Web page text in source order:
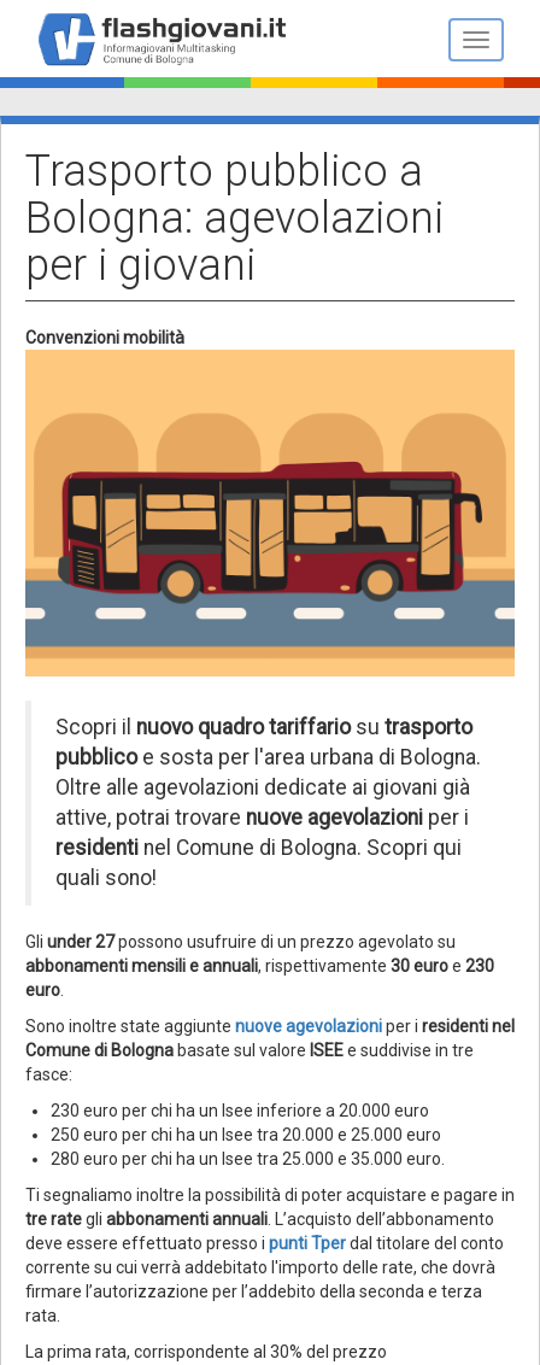
contenuto
principale
Toggle
Trasporto pubblico a
Bologna: agevolazioni
per i giovani
Convenzioni mobilità
Scopri il nuovo quadro tariffariosu trasporto
pubblicoe sosta per l'area urbana di Bologna.
Oltre alle agevolazioni dedicate ai giovani già
attive, potrai trovare nuove agevolazioni per i
residenti nel Comune di Bologna. Scopri qui
quali sono!
Gli under 27possono usufruire di un prezzo agevolato su
abbonamenti mensili e annuali, rispettivamente 30 euroe 230
euro
Sono inoltre state aggiunte nuove agevolazioniper i residenti nel
Comune di Bologna basate sul valore ISEEe suddivise in tre
fasce:
230 euro per chi ha un Isee inferiore a 20.000 euro
250 euro per chi ha un Isee tra 20.000 e 25.000 euro
280 euro per chi ha un Isee tra 25.000 e 35.000 euro.
Ti segnaliamo inoltre la possibilità di poter acquistare e pagare in
tre rategli abbonamenti annuali . L’acquisto dell’abbonamento
deve essere effettuato presso i punti Tperdal titolare del conto
corrente su cui verrà addebitato l'importo delle rate, che dovrà
firmare l’autorizzazione per l’addebito della seconda e terza
rata.
La prima rata, corrispondente al 30% del prezzo